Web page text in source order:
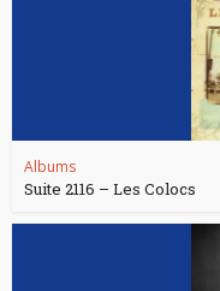
Albums
Suite 2116 – Les Colocs